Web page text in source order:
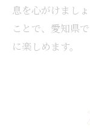
び方
よもぎ
イント
安全
息を心がけまし
ことで、愛知県
に楽しめます。